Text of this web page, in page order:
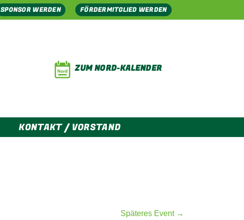
SPONSOR WERDEN FÖRDERMITGLIED WERDEN
ZUM NORD-KALENDER
KONTAKT / VORSTAND
Späteres Event →